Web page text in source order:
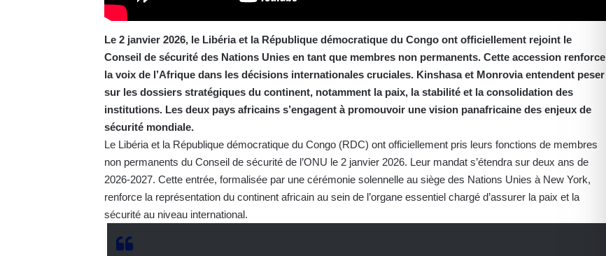
Le 2 janvier 2026, le Libéria et la République démocratique du Congo ont officiellement rejoint le
Conseil de sécurité des Nations Unies en tant que membres non permanents. Cette accession renforce
la voix de l’Afrique dans les décisions internationales cruciales. Kinshasa et Monrovia entendent peser
sur les dossiers stratégiques du continent, notamment la paix, la stabilité et la consolidation des
institutions. Les deux pays africains s’engagent à promouvoir une vision panafricaine des enjeux de
sécurité mondiale.
Le Libéria et la République démocratique du Congo (RDC) ont officiellement pris leurs fonctions de membres
non permanents du Conseil de sécurité de l’ONU le 2 janvier 2026. Leur mandat s’étendra sur deux ans de
2026-2027. Cette entrée, formalisée par une cérémonie solennelle au siège des Nations Unies à New York,
renforce la représentation du continent africain au sein de l’organe essentiel chargé d’assurer la paix et la
sécurité au niveau international.